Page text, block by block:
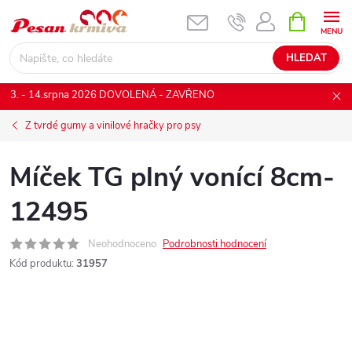
na
obsah
HLEDAT
NÁKUPNÍ
KOŠÍK
3. - 14.srpna 2026 DOVOLENÁ - ZAVŘENO
Z tvrdé gumy a vinilové hračky pro psy
Míček TG plný vonící 8cm-
12495
Neohodnoceno Podrobnosti hodnocení
Kód produktu: 31957